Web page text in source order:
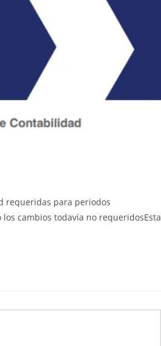
requeridas para periodos
cambios todavía no requeridosEsta